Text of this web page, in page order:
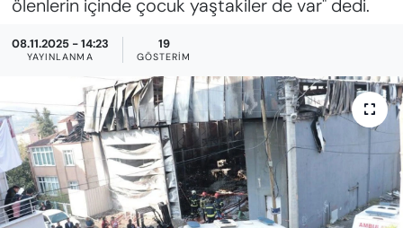
ölenlerin içinde çocuk yaştakiler de var" dedi.
08.11.2025 - 14:23
YAYINLANMA
19
GÖSTERIM
SAĞLIK
KÜLTÜR-SANAT
MAGAZİN
ÖZEL HABER